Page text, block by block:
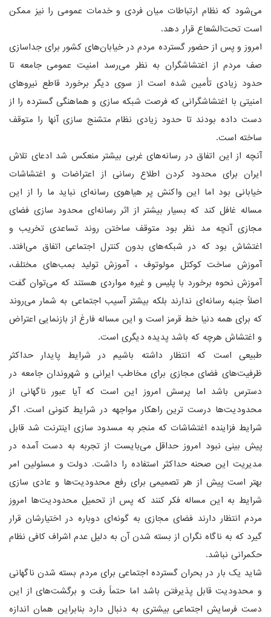
می‌شود که نظام ارتباطات میان فردی و خدمات عمومی را نیز ممکن
است تحت‌الشعاع قرار دهد.
امروز و پس از حضور گسترده مردم در خیابان‌های کشور برای جداسازی
صف مردم از اغتشاشگران به نظر می‌رسد امنیت عمومی جامعه تا
حدود زیادی تأمین شده است از سوی دیگر برخورد قاطع نیروهای
امنیتی با اغتشاشگرانی که فرصت شبکه سازی و هماهنگی گسترده را از
دست داده بودند تا حدود زیادی نظام متشنج سازی آنها را متوقف
ساخته است.
آنچه از این اتفاق در رسانه‌های غربی بیشتر منعکس شد ادعای تلاش
ایران برای محدود کردن اطلاع رسانی از اعتراضات و اغتشاشات
خیابانی بود اما این واکنش پر هیاهوی رسانه‌ای نباید ما را از این
مساله غافل کند که بسیار بیشتر از اثر رسانه‌ای محدود سازی فضای
مجازی آنچه مد نظر بود متوقف ساختن روند تساعدی تخریب و
اغتشاش بود که در شبکه‌های بدون کنترل اجتماعی اتفاق می‌افتد.
آموزش ساخت کوکتل مولوتوف ، آموزش تولید بمب‌های مختلف،
آموزش نحوه برخورد با پلیس و غیره مواردی هستند که می‌توان گفت
اصلاً جنبه رسانه‌ای ندارند بلکه بیشتر آسیب اجتماعی به شمار می‌روند
که برای همه دنیا خط قرمز است و این مساله فارغ از بازنمایی اعتراض
و اغتشاش هرچه که باشد پدیده دیگری است.
طبیعی است که انتظار داشته باشیم در شرایط پایدار حداکثر
ظرفیت‌های فضای مجازی برای مخاطب ایرانی و شهروندان جامعه در
دسترس باشد اما پرسش امروز این است که آیا عبور ناگهانی از
محدودیت‌ها درست ترین راهکار مواجهه در شرایط کنونی است. اگر
شرایط فزاینده اغتشاشات که منجر به مسدود سازی اینترنت شد قابل
پیش بینی نبود امروز حداقل می‌بایست از تجربه به دست آمده در
مدیریت این صحنه حداکثر استفاده را داشت. دولت و مسئولین امر
بهتر است پیش از هر تصمیمی برای رفع محدودیت‌ها و عادی سازی
شرایط به این مساله فکر کنند که پس از تحمیل محدودیت‌ها امروز
مردم انتظار دارند فضای مجازی به گونه‌ای دوباره در اختیارشان قرار
گیرد که به ناگاه نگران از بسته شدن آن به دلیل عدم اشراف کافی نظام
حکمرانی نباشد.
شاید یک بار در بحران گسترده اجتماعی برای مردم بسته شدن ناگهانی
و محدودیت قابل پذیرفتن باشد اما حتماً رفت و برگشت‌های از این
دست فرسایش اجتماعی بیشتری به دنبال دارد بنابراین همان اندازه